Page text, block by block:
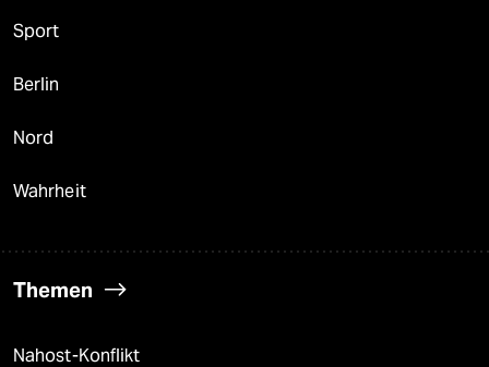
Sport
Berlin
Nord
Wahrheit
Themen
Nahost-Konflikt